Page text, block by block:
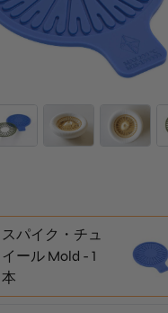
スパイク・チュ
イール Mold - 1
本